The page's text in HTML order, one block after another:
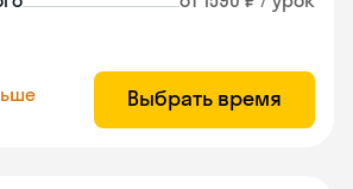
Выбрать время